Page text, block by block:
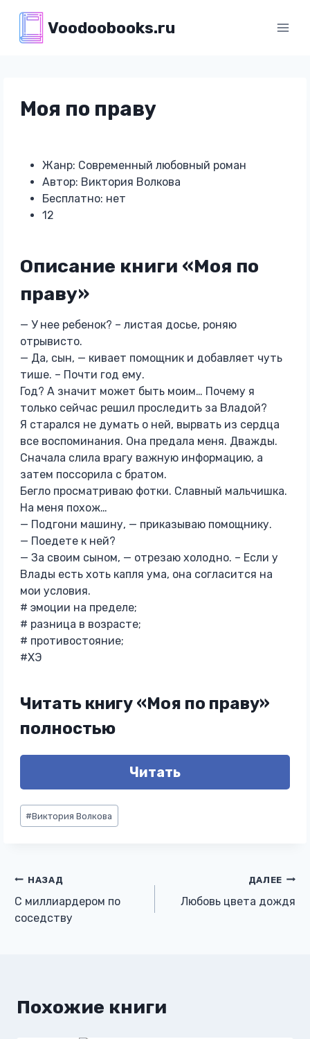
содержимому
Voodoobooks.ru
Моя по праву
Жанр: Современный любовный роман
Автор: Виктория Волкова
Бесплатно: нет
12
Описание книги «Моя по
праву»
— У нее ребенок? – листая досье, роняю
отрывисто.
— Да, сын, — кивает помощник и добавляет чуть
тише. – Почти год ему.
Год? А значит может быть моим… Почему я
только сейчас решил проследить за Владой?
Я старался не думать о ней, вырвать из сердца
все воспоминания. Она предала меня. Дважды.
Сначала слила врагу важную информацию, а
затем поссорила с братом.
Бегло просматриваю фотки. Славный мальчишка.
На меня похож…
— Подгони машину, — приказываю помощнику.
— Поедете к ней?
— За своим сыном, — отрезаю холодно. – Если у
Влады есть хоть капля ума, она согласится на
мои условия.
# эмоции на пределе;
# разница в возрасте;
# противостояние;
#ХЭ
Читать книгу «Моя по праву»
полностью
Читать
Метки
записи:
#Виктория Волкова
Навигация
по
НАЗАД
С миллиардером по
соседству
ДАЛЕЕ
Любовь цвета дождя
Похожие книги